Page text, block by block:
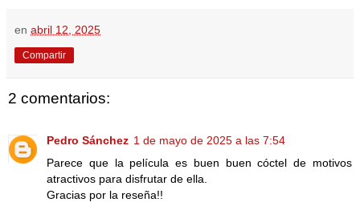
en abril 12, 2025
Compartir
2 comentarios:
Pedro Sánchez 1 de mayo de 2025 a las 7:54
Parece que la película es buen buen cóctel de motivos
atractivos para disfrutar de ella.
Gracias por la reseña!!